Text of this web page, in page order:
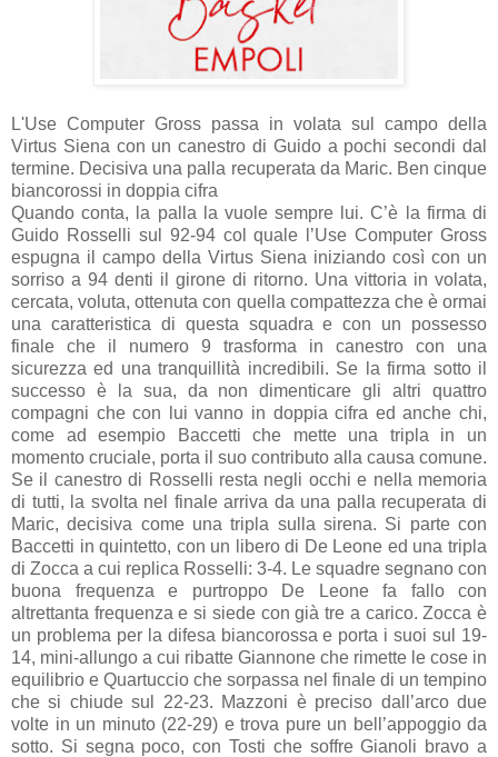
L'Use Computer Gross passa in volata sul campo della
Virtus Siena con un canestro di Guido a pochi secondi dal
termine. Decisiva una palla recuperata da Maric. Ben cinque
biancorossi in doppia cifra
Quando conta, la palla la vuole sempre lui. C’è la firma di
Guido Rosselli sul 92-94 col quale l’Use Computer Gross
espugna il campo della Virtus Siena iniziando così con un
sorriso a 94 denti il girone di ritorno. Una vittoria in volata,
cercata, voluta, ottenuta con quella compattezza che è ormai
una caratteristica di questa squadra e con un possesso
finale che il numero 9 trasforma in canestro con una
sicurezza ed una tranquillità incredibili. Se la firma sotto il
successo è la sua, da non dimenticare gli altri quattro
compagni che con lui vanno in doppia cifra ed anche chi,
come ad esempio Baccetti che mette una tripla in un
momento cruciale, porta il suo contributo alla causa comune.
Se il canestro di Rosselli resta negli occhi e nella memoria
di tutti, la svolta nel finale arriva da una palla recuperata di
Maric, decisiva come una tripla sulla sirena. Si parte con
Baccetti in quintetto, con un libero di De Leone ed una tripla
di Zocca a cui replica Rosselli: 3-4. Le squadre segnano con
buona frequenza e purtroppo De Leone fa fallo con
altrettanta frequenza e si siede con già tre a carico. Zocca è
un problema per la difesa biancorossa e porta i suoi sul 19-
14, mini-allungo a cui ribatte Giannone che rimette le cose in
equilibrio e Quartuccio che sorpassa nel finale di un tempino
che si chiude sul 22-23. Mazzoni è preciso dall’arco due
volte in un minuto (22-29) e trova pure un bell’appoggio da
sotto. Si segna poco, con Tosti che soffre Gianoli bravo a